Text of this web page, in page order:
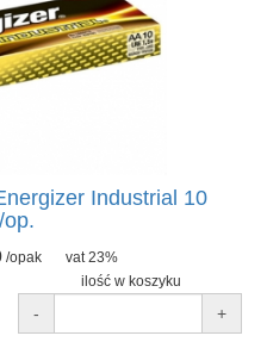
Industrial 10
/opak
vat 23%
ilość w koszyku
- +